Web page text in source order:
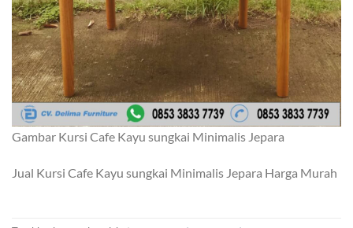
Gambar Kursi Cafe Kayu sungkai Minimalis Jepara
Jual Kursi Cafe Kayu sungkai Minimalis Jepara Harga Murah